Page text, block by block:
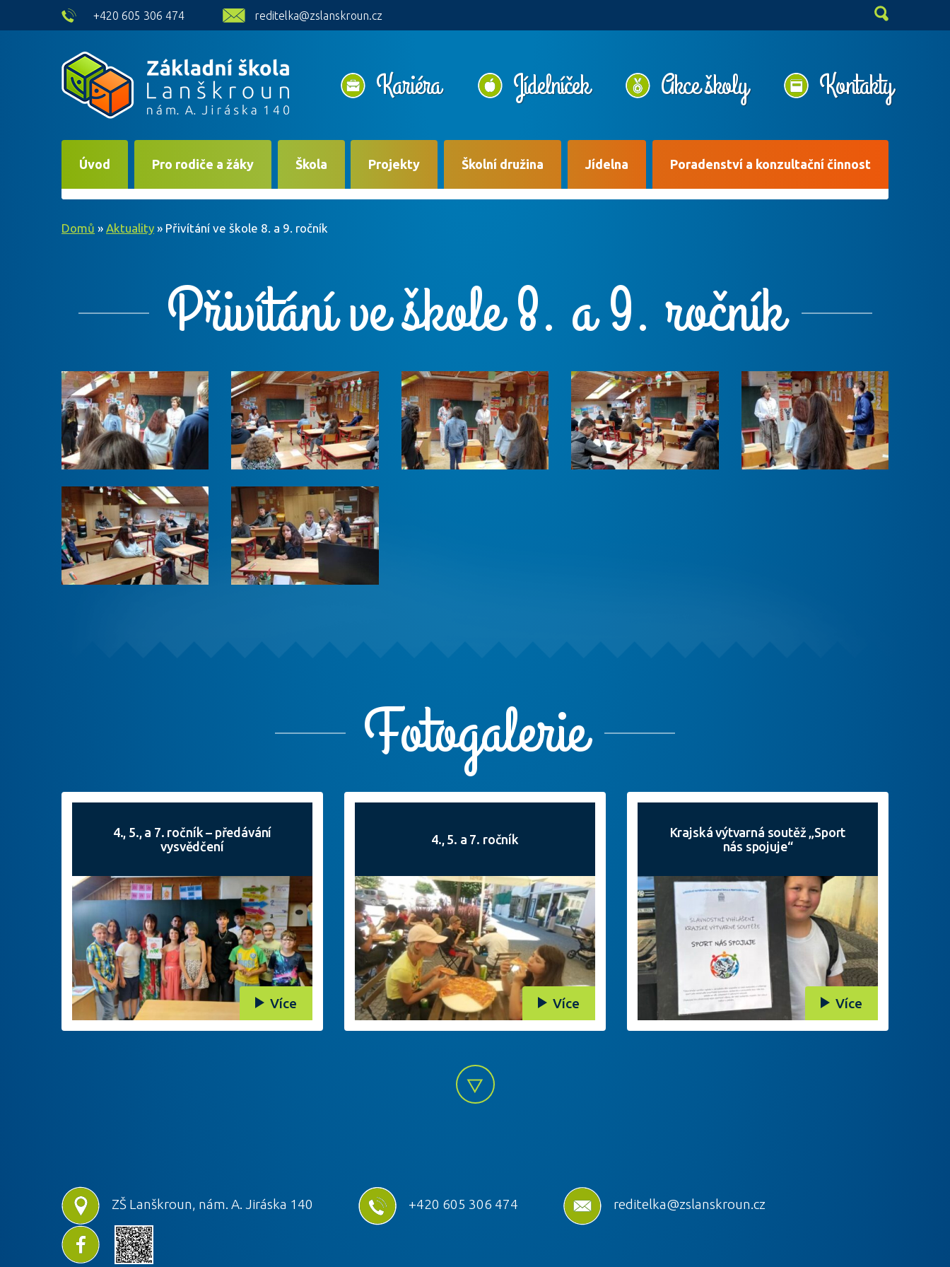
skip to main content
+420 605 306 474 reditelka@zslanskroun.cz
Kariéra Jídelníček Akce školy Kontakty
Úvod Pro rodiče a žáky Škola Projekty Školní družina Jídelna Poradenství a konzultační činnost
Domů » Aktuality » Přivítání ve škole 8. a 9. ročník
Přivítání ve škole 8. a 9. ročník
Fotogalerie
4., 5., a 7. ročník – předávání
vysvědčení
Více
4., 5. a 7. ročník
Více
Krajská výtvarná soutěž „Sport
nás spojuje“
Více
ZŠ Lanškroun, nám. A. Jiráska 140 +420 605 306 474 reditelka@zslanskroun.cz